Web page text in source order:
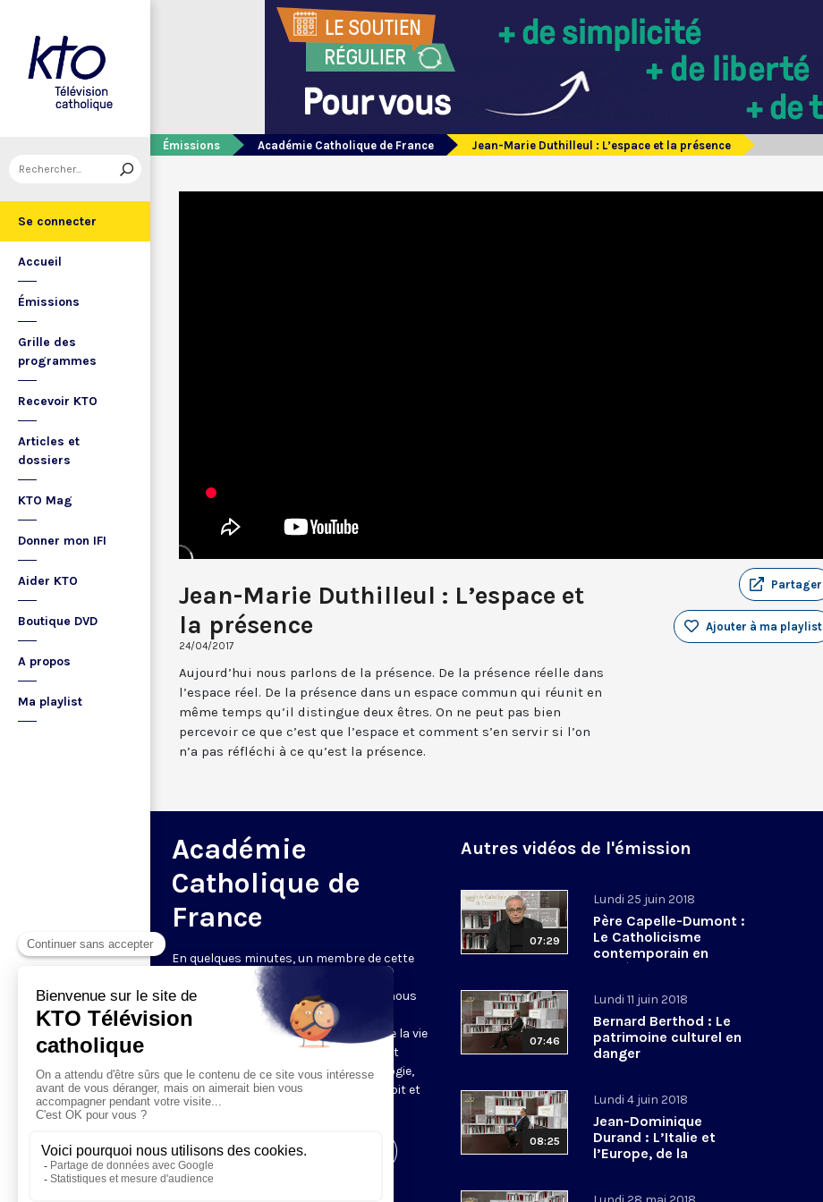
Se connecter
Accueil
Émissions
Grille des
programmes
Recevoir KTO
Articles et
dossiers
KTO Mag
Donner mon IFI
Aider KTO
Boutique DVD
A propos
Ma playlist
Émissions Académie Catholique de France Jean-Marie Duthilleul : L’espace et la présence
Jean-Marie Duthilleul : L’espace et
la présence
24/04/2017
Partager
Ajouter à ma playlist
Aujourd’hui nous parlons de la présence. De la présence réelle dans
l’espace réel. De la présence dans un espace commun qui réunit en
même temps qu’il distingue deux êtres. On ne peut pas bien
percevoir ce que c’est que l’espace et comment s’en servir si l’on
n’a pas réfléchi à ce qu’est la présence.
Académie
Catholique de
France
En quelques minutes, un membre de cette
Académie - fondée en 2009 « pour le
rayonnement du savoir et de la foi » - nous
parle de son sujet de prédilection, qu'il
s'agisse de médecine ou de sciences de la vie
et de l'univers, de sciences humaines et
sociales ou de philosophie et de théologie,
des arts et des lettres ou encore de droit et
de sciences économiques.
Visiter la page de l'émission
Autres vidéos de l'émission
07:29
Lundi 25 juin 2018
Père Capelle-Dumont :
Le Catholicisme
contemporain en
procès
07:46
Lundi 11 juin 2018
Bernard Berthod : Le
patrimoine culturel en
danger
08:25
Lundi 4 juin 2018
Jean-Dominique
Durand : L’Italie et
l’Europe, de la